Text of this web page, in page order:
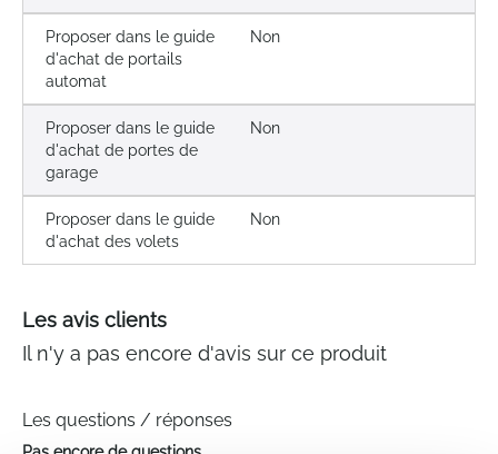
Proposer dans le guide
d'achat de portails
automat
Non
Proposer dans le guide
d'achat de portes de
garage
Non
Proposer dans le guide
d'achat des volets
Non
Les avis clients
Il n'y a pas encore d'avis sur ce produit
Les questions / réponses